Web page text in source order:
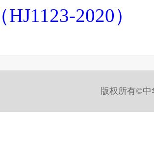
（HJ1123-2020）
版权所有©中